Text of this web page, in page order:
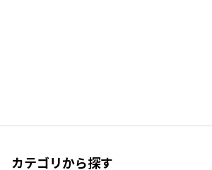
カテゴリから探す